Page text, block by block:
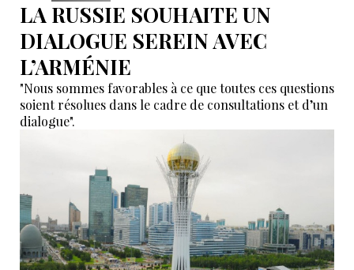
LA RUSSIE SOUHAITE UN
DIALOGUE SEREIN AVEC
L’ARMÉNIE
"Nous sommes favorables à ce que toutes ces questions
soient résolues dans le cadre de consultations et d’un
dialogue".